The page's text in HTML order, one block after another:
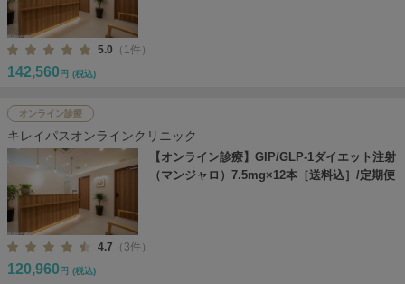
5.0 （1件）
142,560 円 (税込)
オンライン診療
キレイパスオンラインクリニック
【オンライン診療】GIP/GLP-1ダイエット注射
（マンジャロ）7.5mg×12本［送料込］/定期便
4.7 （3件）
120,960 円 (税込)